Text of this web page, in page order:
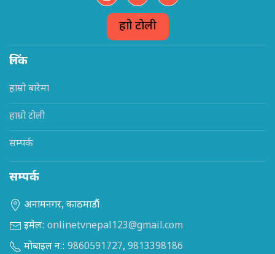
हाम्रो टोली
लिंक
हाम्रो बारेमा
हाम्रो टोली
सम्पर्क
सम्पर्क
अनामनगर, काठमाडौं
इमेल: onlinetvnepal123@gmail.com
मोबाइल न.: 9860591727, 9813398186